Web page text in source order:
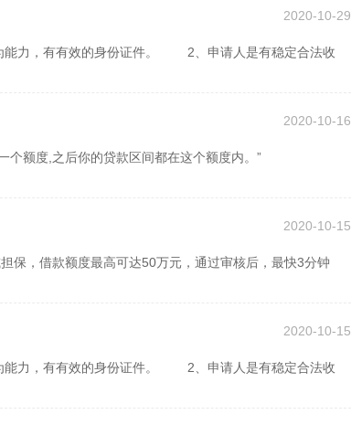
2020-10-29
2020-10-16
个额度,之后你的贷款区间都在这个额度内。”
2020-10-15
2020-10-15